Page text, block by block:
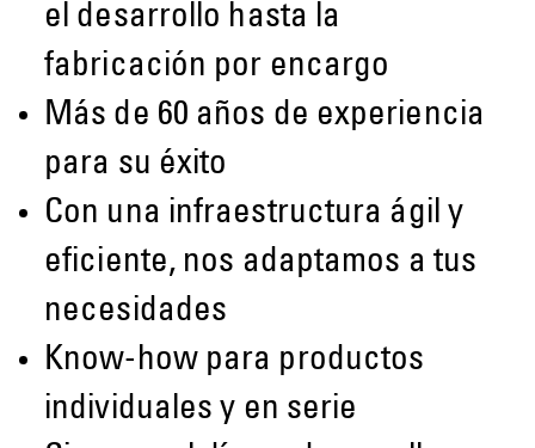
el desarrollo hasta la
fabricación por encargo
Más de 60 años de experiencia
para su éxito
Con una infraestructura ágil y
eficiente, nos adaptamos a tus
necesidades
Know-how para productos
individuales y en serie